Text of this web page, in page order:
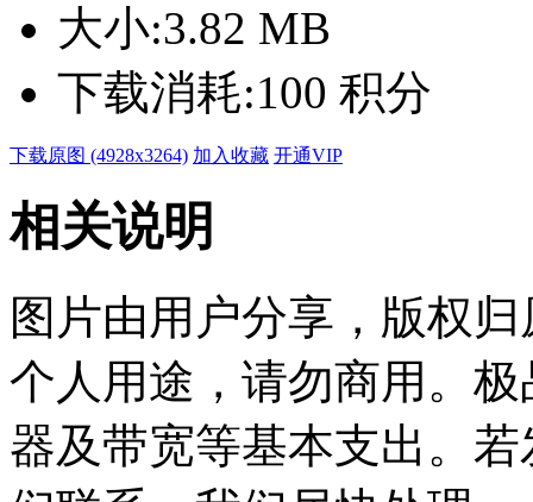
大小:3.82 MB
下载消耗:100 积分
下载原图 (4928x3264) 加入收藏 开通VIP
相关说明
图片由用户分享，版权
个人用途，请勿商用。
器及带宽等基本支出。